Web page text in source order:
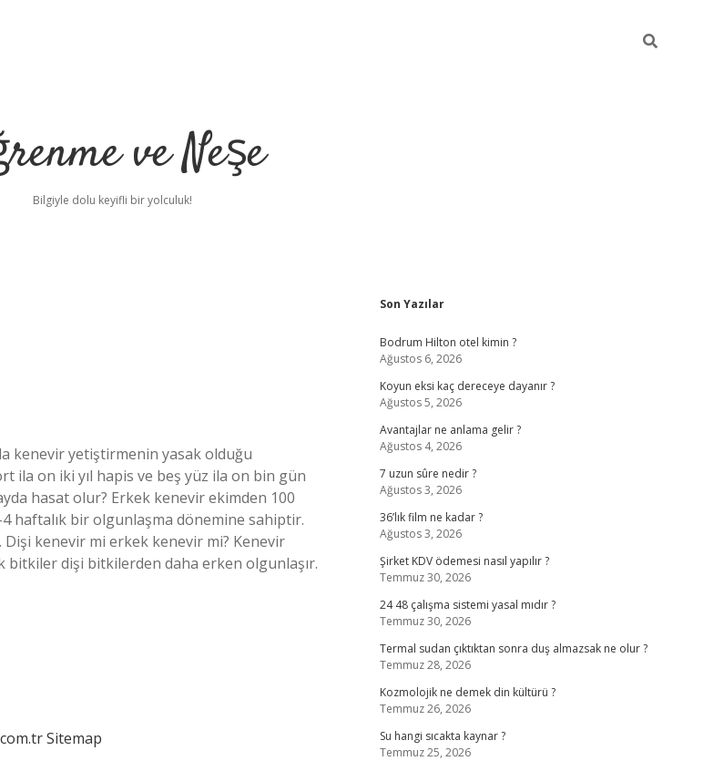
ve Neşe
Bilgiyle dolu keyifli bir yolculuk!
kenevir yetiştirmenin yasak olduğu
ila on iki yıl hapis ve beş yüz ila on bin gün
hasat olur? Erkek kenevir ekimden 100
haftalık bir olgunlaşma dönemine sahiptir.
kenevir mi erkek kenevir mi? Kenevir
bitkiler dişi bitkilerden daha erken olgunlaşır.
Sitemap
Sidebar
Son Yazılar
Bodrum Hilton otel kimin ?
Ağustos 6, 2026
Koyun eksi kaç dereceye dayanır ?
Ağustos 5, 2026
Avantajlar ne anlama gelir ?
Ağustos 4, 2026
7 uzun sûre nedir ?
Ağustos 3, 2026
36’lık film ne kadar ?
Ağustos 3, 2026
Şirket KDV ödemesi nasıl yapılır ?
Temmuz 30, 2026
24 48 çalışma sistemi yasal mıdır ?
Temmuz 30, 2026
Termal sudan çıktıktan sonra duş almazsak ne olur ?
Temmuz 28, 2026
Kozmolojik ne demek din kültürü ?
Temmuz 26, 2026
Su hangi sıcakta kaynar ?
Temmuz 25, 2026
ilbetbetcipiabellacasino sitesi